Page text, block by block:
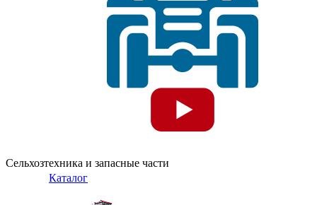
Сельхозтехника и запасные части
Каталог